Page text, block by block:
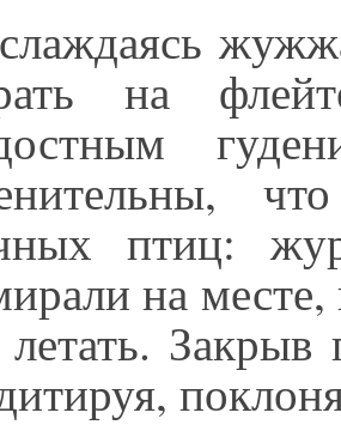
на
птиц:
на
Закрыв